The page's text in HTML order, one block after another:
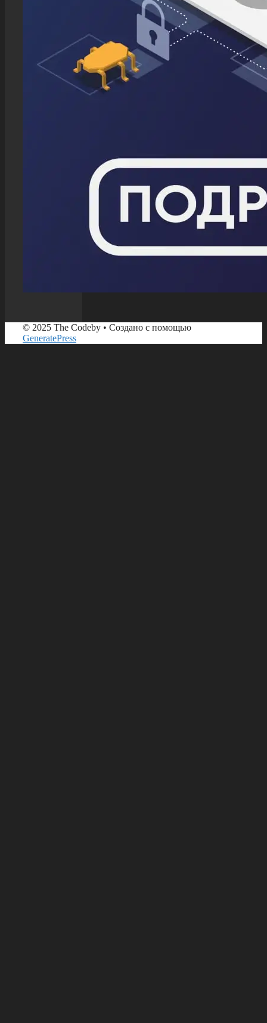
© 2025 The Codeby • Создано с помощью
GeneratePress